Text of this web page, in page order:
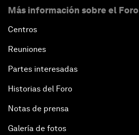
Más información sobre el Foro
Centros
Reuniones
Partes interesadas
Historias del Foro
Notas de prensa
Galería de fotos